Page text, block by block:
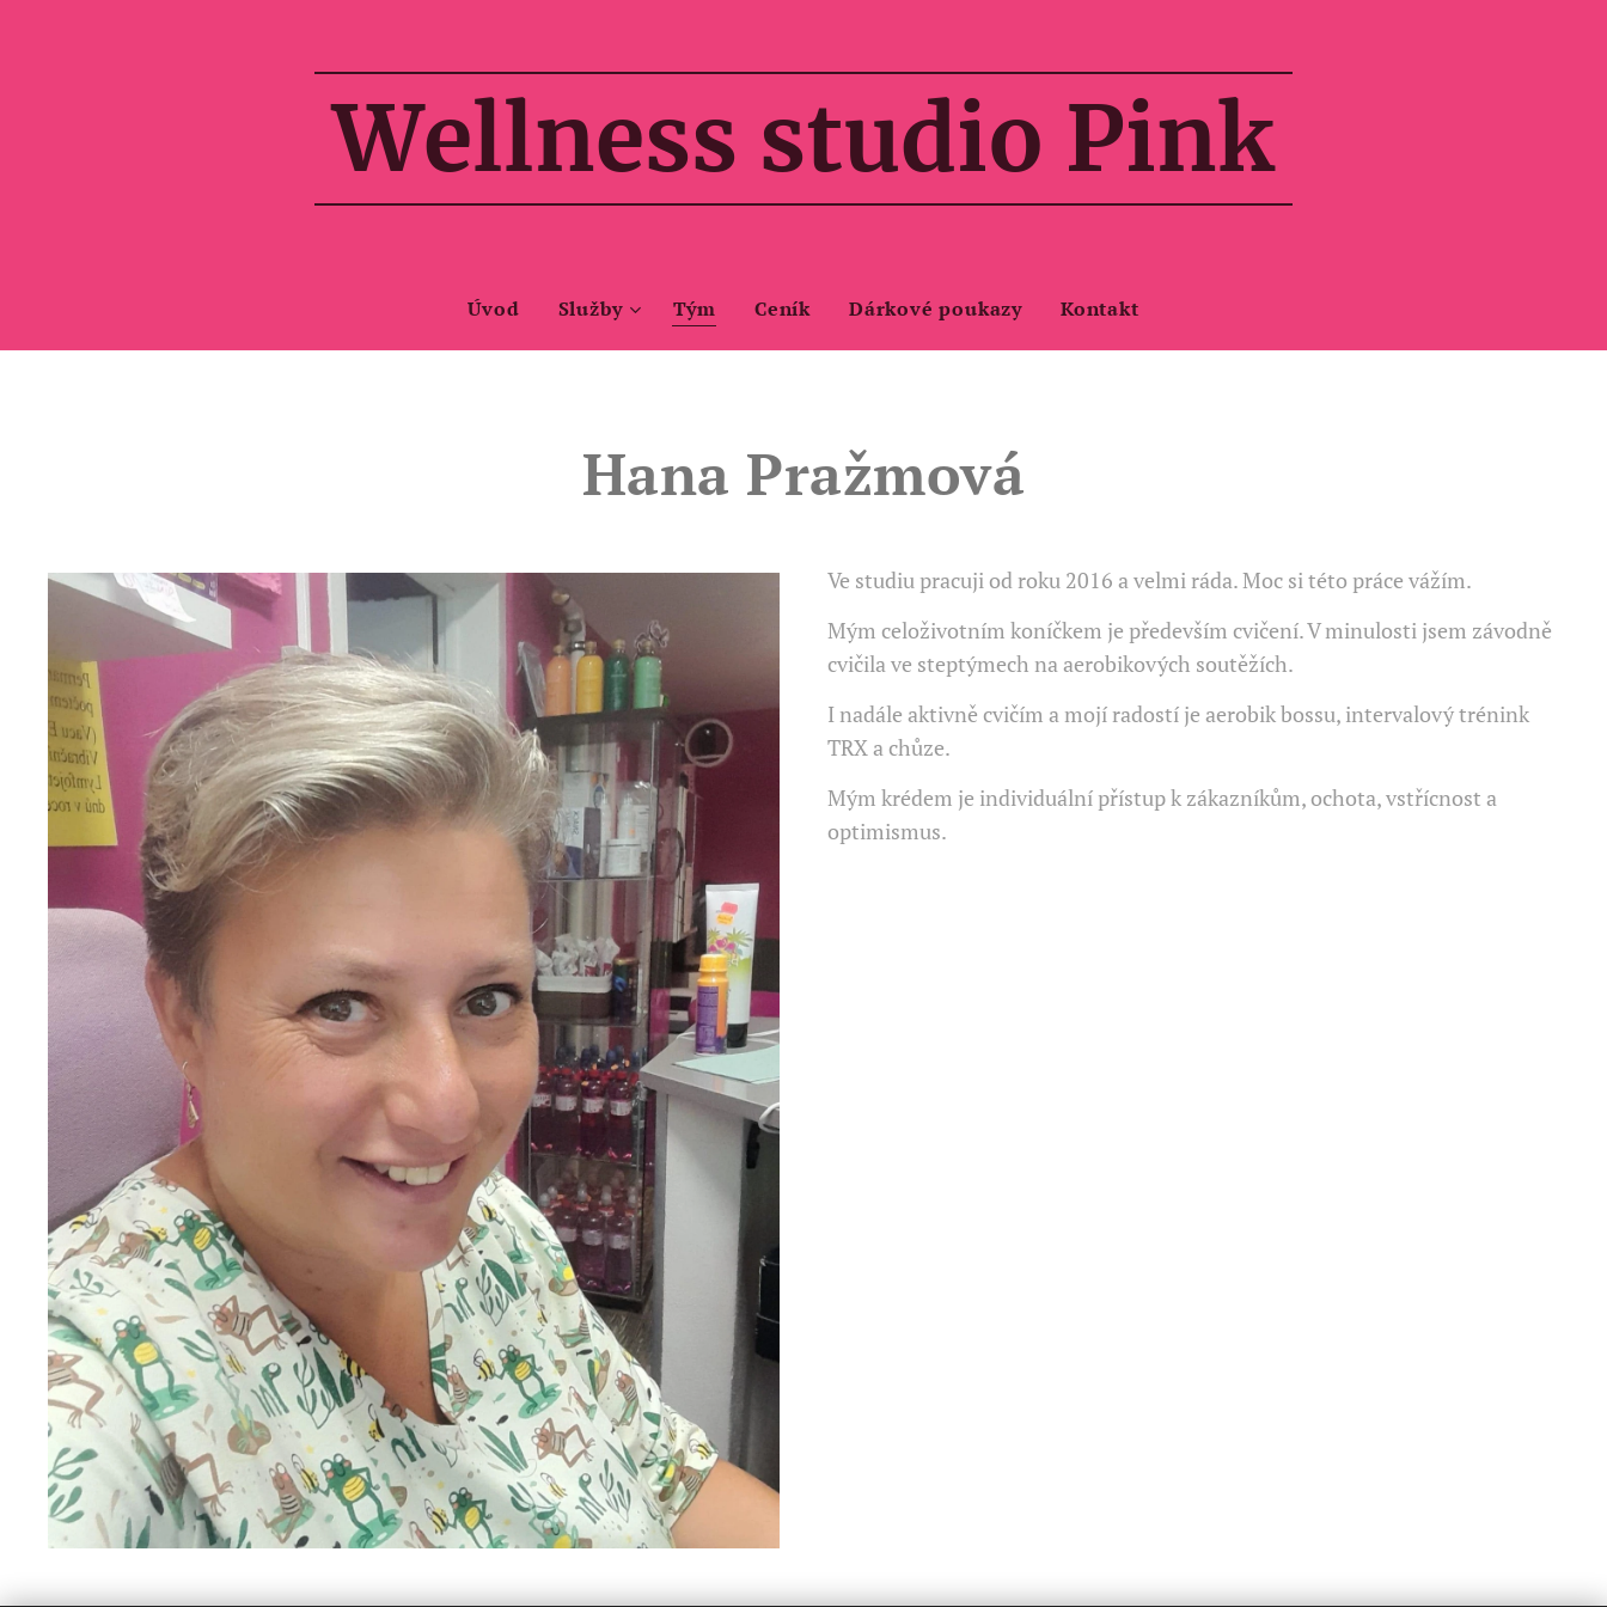
Wellness studio Pink
Úvod Služby Tým Ceník Dárkové poukazy Kontakt
Hana Pražmová
Ve studiu pracuji od roku 2016 a velmi ráda. Moc si této práce vážím.
Mým celoživotním koníčkem je především cvičení. V minulosti jsem závodně
cvičila ve steptýmech na aerobikových soutěžích.
I nadále aktivně cvičím a mojí radostí je aerobik bossu, intervalový trénink
TRX a chůze.
Mým krédem je individuální přístup k zákazníkům, ochota, vstřícnost a
optimismus.